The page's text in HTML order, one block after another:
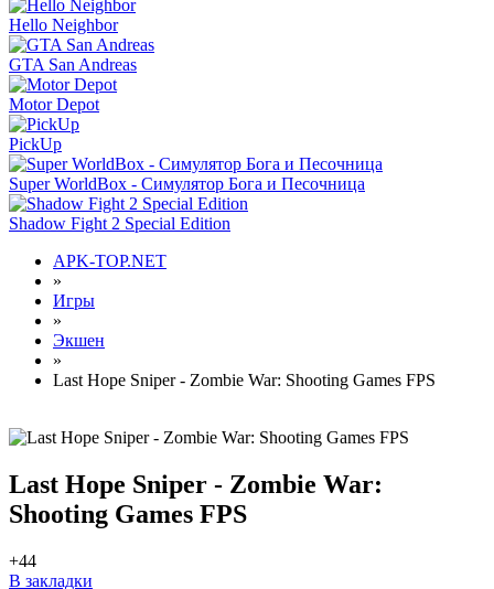
Hello Neighbor
GTA San Andreas
Motor Depot
PickUp
Super WorldBox - Симулятор Бога и Песочница
Shadow Fight 2 Special Edition
APK-TOP.NET
»
Игры
»
Экшен
»
Last Hope Sniper - Zombie War: Shooting Games FPS
Last Hope Sniper - Zombie War:
Shooting Games FPS
+44
В закладки